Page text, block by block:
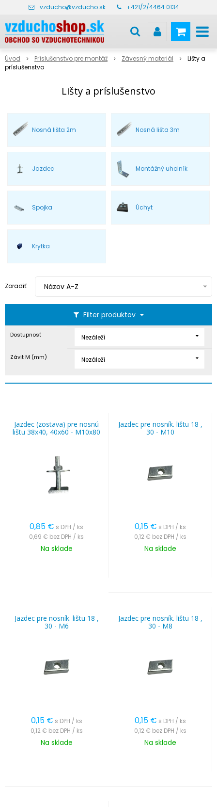
vzducho@vzducho.sk +421/2/4464 0134
Úvod Príslušenstvo pre montáž Závesný materiál
Lišty a
príslušenstvo
Lišty a príslušenstvo
Nosná lišta 2m Nosná lišta 3m
Jazdec Montážný uholník
Spojka Úchyt
Krytka
Filter produktov
Zoradiť: Názov A-Z
Dostupnosť Nezáleží
Závit M (mm) Nezáleží
Jazdec (zostava) pre nosnú
lištu 38x40, 40x60 - M10x80
0,85 € s DPH / ks
0,69 € bez DPH / ks
Na sklade
Jazdec pre nosník. lištu 18 ,
30 - M10
0,15 € s DPH / ks
0,12 € bez DPH / ks
Na sklade
Jazdec pre nosník. lištu 18 ,
30 - M6
0,15 € s DPH / ks
0,12 € bez DPH / ks
Na sklade
Jazdec pre nosník. lištu 18 ,
30 - M8
0,15 € s DPH / ks
0,12 € bez DPH / ks
Na sklade